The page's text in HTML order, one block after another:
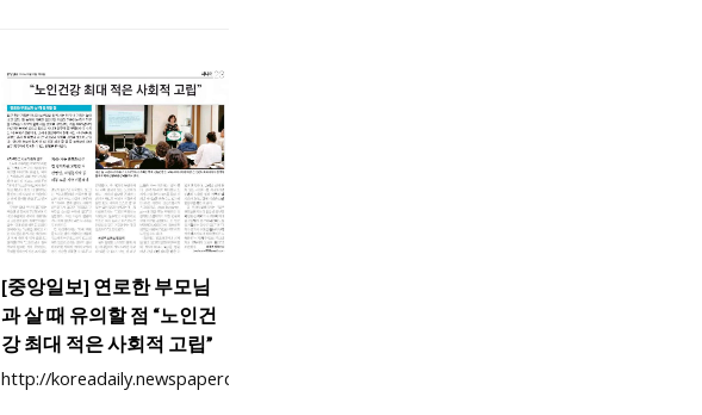
[중앙일보] 연로한 부모님
과 살 때 유의할 점 “노인건
강 최대 적은 사회적 고립”
http://koreadaily.newspaperdirect.com/epaper/viewer.aspx